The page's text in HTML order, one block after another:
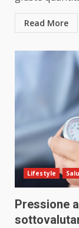
Read More
Lifestyle
Pressione